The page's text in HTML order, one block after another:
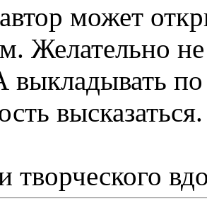
может
Желательно
выкладывать
высказаться.
творческого